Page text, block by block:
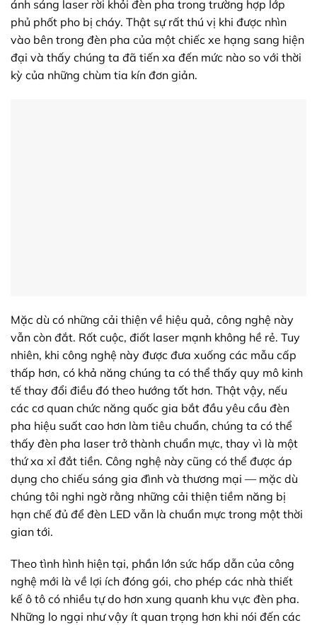
ánh sáng laser rời khỏi đèn pha trong trường hợp lớp
phủ phốt pho bị cháy. Thật sự rất thú vị khi được nhìn
vào bên trong đèn pha của một chiếc xe hạng sang hiện
đại và thấy chúng ta đã tiến xa đến mức nào so với thời
kỳ của những chùm tia kín đơn giản.
Mặc dù có những cải thiện về hiệu quả, công nghệ này
vẫn còn đắt. Rốt cuộc, điốt laser mạnh không hề rẻ. Tuy
nhiên, khi công nghệ này được đưa xuống các mẫu cấp
thấp hơn, có khả năng chúng ta có thể thấy quy mô kinh
tế thay đổi điều đó theo hướng tốt hơn. Thật vậy, nếu
các cơ quan chức năng quốc gia bắt đầu yêu cầu đèn
pha hiệu suất cao hơn làm tiêu chuẩn, chúng ta có thể
thấy đèn pha laser trở thành chuẩn mực, thay vì là một
thứ xa xỉ đắt tiền. Công nghệ này cũng có thể được áp
dụng cho chiếu sáng gia đình và thương mại — mặc dù
chúng tôi nghi ngờ rằng những cải thiện tiềm năng bị
hạn chế đủ để đèn LED vẫn là chuẩn mực trong một thời
gian tới.
Theo tình hình hiện tại, phần lớn sức hấp dẫn của công
nghệ mới là về lợi ích đóng gói, cho phép các nhà thiết
kế ô tô có nhiều tự do hơn xung quanh khu vực đèn pha.
Những lo ngại như vậy ít quan trọng hơn khi nói đến các